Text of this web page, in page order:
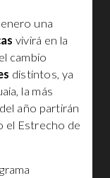
una
vivirá en la
cambio
distintos, ya
la más
año partirán
el Estrecho de